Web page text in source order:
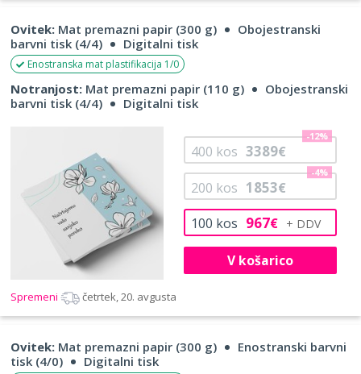
Ovitek: Mat premazni papir (300 g)
Obojestranski
barvni tisk (4/4)
Digitalni tisk
Enostranska mat plastifikacija 1/0
Notranjost: Mat premazni papir (110 g)
Obojestranski
barvni tisk (4/4)
Digitalni tisk
100 kos 967€
200 kos 1853€
-4%
400 kos 3389€
-12%
V košarico
Spremeni četrtek, 20. avgusta
Ovitek: Mat premazni papir (300 g)
Enostranski barvni
tisk (4/0)
Digitalni tisk